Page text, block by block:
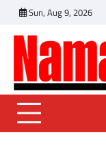
content
Sun, Aug 9, 2026